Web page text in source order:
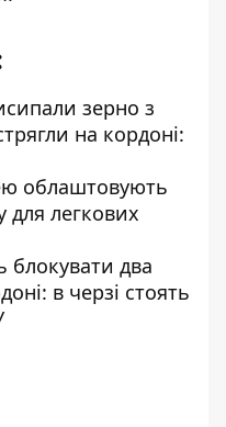
зерно з
на кордоні:
облаштовують
для легкових
два
в черзі стоять